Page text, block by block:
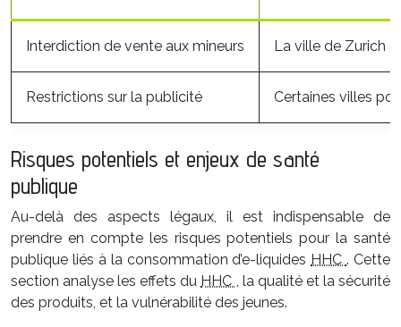
Interdiction de vente aux mineurs La ville de Zurich
Restrictions sur la publicité Certaines villes
Risques potentiels et enjeux de santé
publique
Au-delà des aspects légaux, il est indispensable de
prendre en compte les risques potentiels pour la santé
publique liés à la consommation d’e-liquides HHC. Cette
section analyse les effets du HHC , la qualité et la sécurité
des produits, et la vulnérabilité des jeunes.